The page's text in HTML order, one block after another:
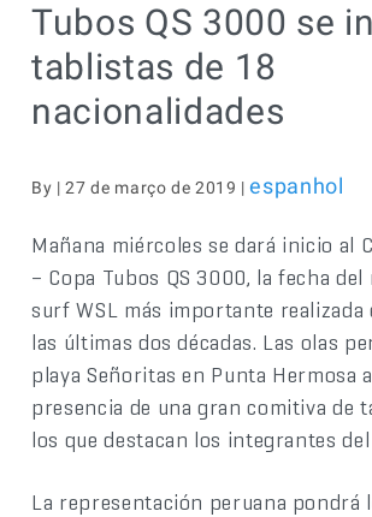
Tubos QS 3000 se
tablistas de 18
nacionalidades
By | 27 de março de 2019 |espanhol
Mañana miércoles se dará inicio al
– Copa Tubos QS 3000, la fecha del
surf WSL más importante realizada
las últimas dos décadas. Las olas
playa Señoritas en Punta Hermosa
presencia de una gran comitiva de
los que destacan los integrantes
La representación peruana pondrá